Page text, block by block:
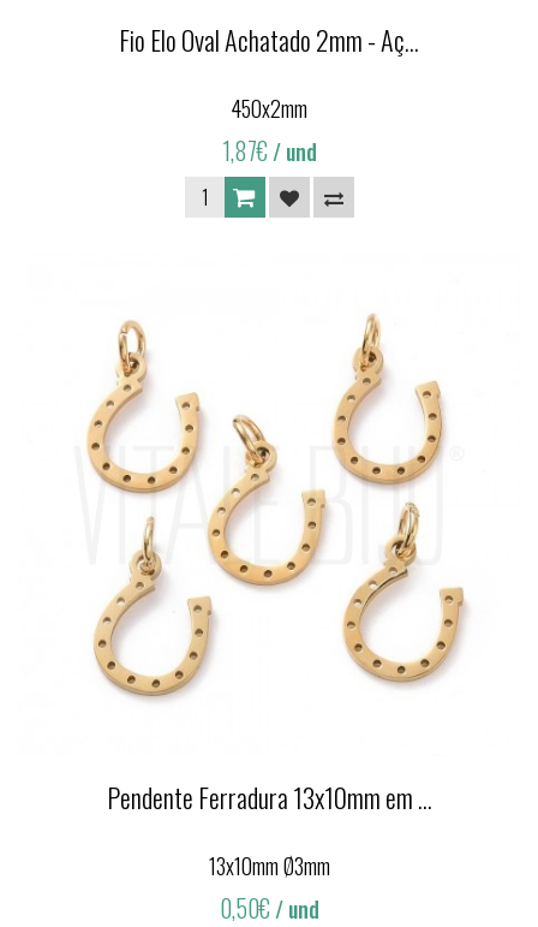
Fio Elo Oval Achatado 2mm - Aç...
450x2mm
1,87€/ und
Pendente Ferradura 13x10mm em ...
13x10mm Ø3mm
0,50€/ und